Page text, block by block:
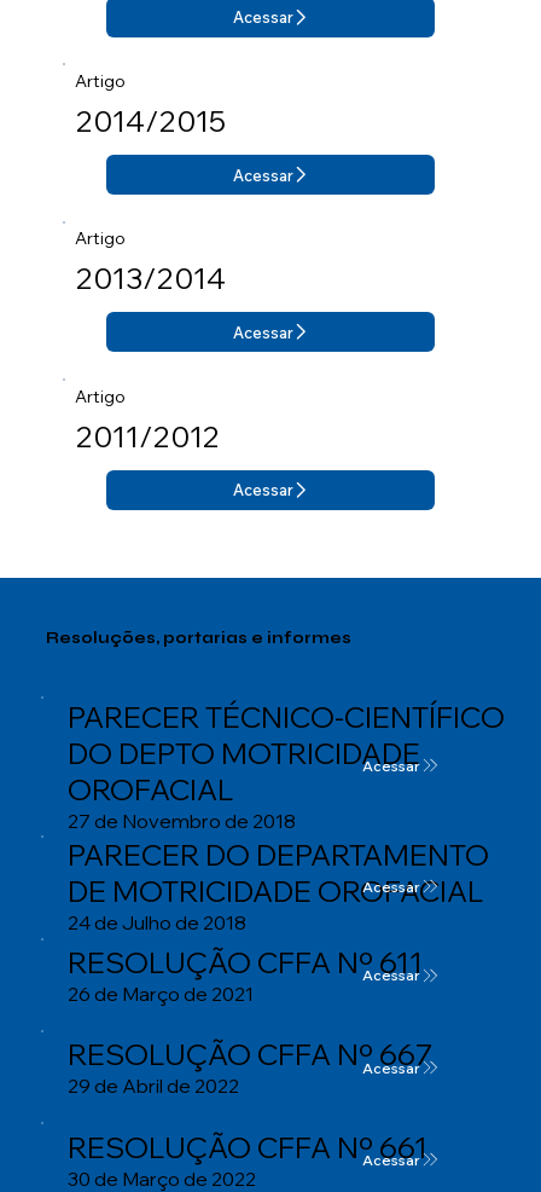
Acessar
Artigo
2014/2015
Acessar
Artigo
2013/2014
Acessar
Artigo
2011/2012
Acessar
Resoluções, portarias e informes
PARECER TÉCNICO-CIENTÍFICO
DO DEPTO MOTRICIDADE
OROFACIAL
27 de Novembro de 2018
Acessar
PARECER DO DEPARTAMENTO
DE MOTRICIDADE OROFACIAL
24 de Julho de 2018
Acessar
RESOLUÇÃO CFFA Nº 611
26 de Março de 2021
Acessar
RESOLUÇÃO CFFA Nº 667
29 de Abril de 2022
Acessar
RESOLUÇÃO CFFA Nº 661
30 de Março de 2022
Acessar